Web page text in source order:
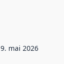
9. mai 2026